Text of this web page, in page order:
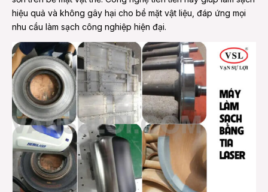
hiệu quả và không gây hại cho bề mặt vật liệu, đáp ứng mọi
nhu cầu làm sạch công nghiệp hiện đại.